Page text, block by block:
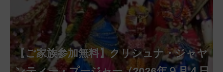
【ご家族参加無料】ナーガ・パンチャ
【ご家族参加無料】ヴァラ・ラクシュ
【ご家族参加無料】サンカタハラ・チ
【ご家族参加無料】クリシュナ・ジャヤ
【ご家族参加無料】ガネーシャ・チャ
【ご家族参加無料】マハーラクシュミ
【ご家族参加無料】マハーラヤー・ア
第220回グループ・ホーマ（ナーガ・
第221回グループ・ホーマ（ガーヤト